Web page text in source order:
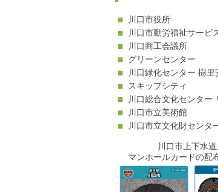
川口市役所
川口市勤労福祉サービ
川口商工会議所
グリーンセンター
川口緑化センター 樹里
スキップシティ
川口総合文化センター
川口市立美術館
川口市立文化財センタ
川口市上下水
マンホールカードの配